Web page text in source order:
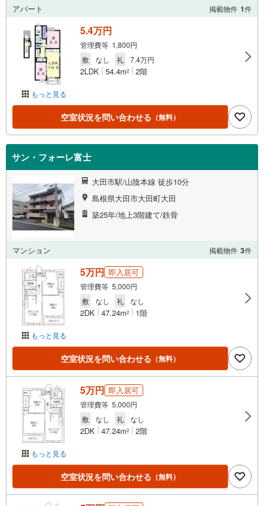
アパート 掲載物件 1件
もっと見る
5.4万円
管理費等 1,800円
敷
なし 礼 7.4万円
2LDK 54.4m2 2階
空室状況を問い合わせる （無料）
サン・フォーレ富士
大田市駅/山陰本線 徒歩10分
島根県大田市大田町大田
築25年/地上3階建て/鉄骨
マンション 掲載物件 3件
もっと見る
5万円 即入居可
管理費等 5,000円
敷
なし 礼 なし
2DK 47.24m2 1階
空室状況を問い合わせる （無料）
もっと見る
5万円 即入居可
管理費等 5,000円
敷
なし 礼 なし
2DK 47.24m2 2階
空室状況を問い合わせる （無料）